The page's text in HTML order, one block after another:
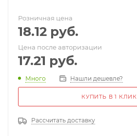
Розничная цена
18.12 руб.
Цена после авторизации
17.21 руб.
Много Нашли дешевле?
КУПИТЬ В 1 КЛИК
Рассчитать доставку